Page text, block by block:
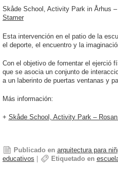
Skåde School, Activity Park in Århus
Stamer
Esta intervención en el patio de la
el deporte, el encuentro y la
Con el objetivo de fomentar el ejerció
que se asocia un conjunto de
a un laberinto de puertas ventanas y
Más información:
+ Skåde School, Activity Park –
Publicado en arquitectura para
educativos
Etiquetado en